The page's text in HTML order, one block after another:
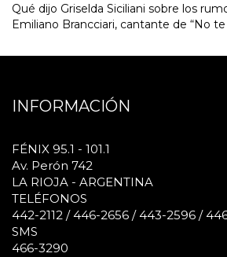
Qué dijo Griselda Siciliani sobre los
Emiliano Brancciari, cantante de “No
INFORMACIÓN
FÉNIX 95.1 - 101.1
Av. Perón 742
LA RIOJA - ARGENTINA
TELÉFONOS
442-2112 / 446-2656 / 443-2596 /
SMS
466-3290